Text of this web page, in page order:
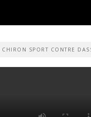
CHIRON SPORT CONTRE